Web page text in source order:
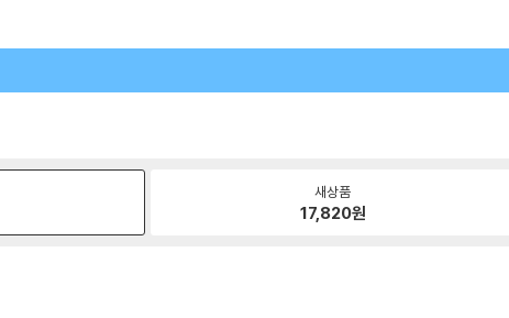
새상품
17,820원